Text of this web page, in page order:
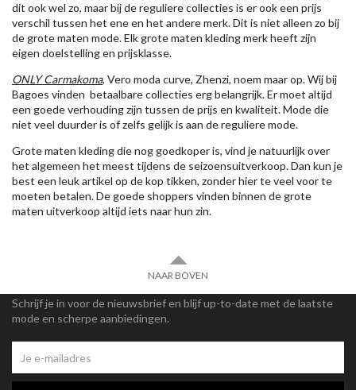
dit ook wel zo, maar bij de reguliere collecties is er ook een prijs
verschil tussen het ene en het andere merk. Dit is niet alleen zo bij
de grote maten mode. Elk grote maten kleding merk heeft zijn
eigen doelstelling en prijsklasse.
ONLY Carmakoma, Vero moda curve, Zhenzi, noem maar op. Wij bij
Bagoes vinden betaalbare collecties erg belangrijk. Er moet altijd
een goede verhouding zijn tussen de prijs en kwaliteit. Mode die
niet veel duurder is of zelfs gelijk is aan de reguliere mode.
Grote maten kleding die nog goedkoper is, vind je natuurlijk over
het algemeen het meest tijdens de seizoensuitverkoop. Dan kun je
best een leuk artikel op de kop tikken, zonder hier te veel voor te
moeten betalen. De goede shoppers vinden binnen de grote
maten uitverkoop altijd iets naar hun zin.
NAAR BOVEN
Schrijf je in voor de nieuwsbrief en blijf up-to-date met de laatste
mode en scherpe aanbiedingen.